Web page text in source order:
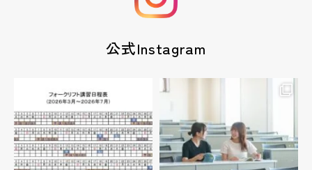
公式Instagram